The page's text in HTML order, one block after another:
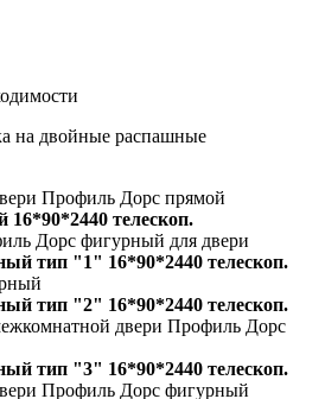
на двойные распашные
телескоп.
тип "1" 16*90*2440 телескоп.
тип "2" 16*90*2440 телескоп.
тип "3" 16*90*2440 телескоп.